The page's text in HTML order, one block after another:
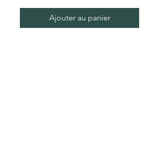
Ajouter au panier